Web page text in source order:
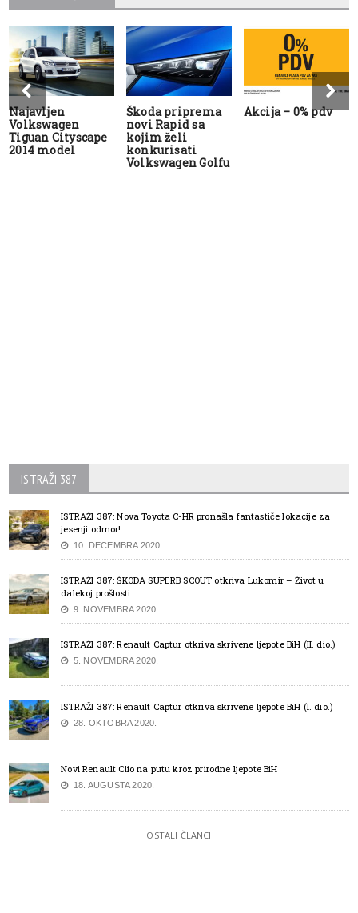
Najavljen
Volkswagen
Tiguan Cityscape
2014 model
Škoda priprema
novi Rapid sa
kojim želi
konkurisati
Volkswagen Golfu
Akcija – 0% pdv
ISTRAŽI 387
ISTRAŽI 387: Nova Toyota C-HR pronašla fantastiče lokacije za
jesenji odmor!
10. DECEMBRA 2020.
ISTRAŽI 387: ŠKODA SUPERB SCOUT otkriva Lukomir – Život u
dalekoj prošlosti
9. NOVEMBRA 2020.
ISTRAŽI 387: Renault Captur otkriva skrivene ljepote BiH (II. dio.)
5. NOVEMBRA 2020.
ISTRAŽI 387: Renault Captur otkriva skrivene ljepote BiH (I. dio.)
28. OKTOBRA 2020.
Novi Renault Clio na putu kroz prirodne ljepote BiH
18. AUGUSTA 2020.
OSTALI ČLANCI